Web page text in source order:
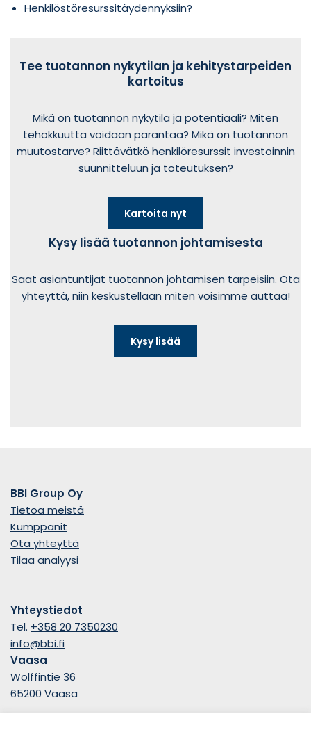
Henkilöstöresurssitäydennyksiin?
Tee tuotannon nykytilan ja kehitystarpeiden
kartoitus
Mikä on tuotannon nykytila ja potentiaali? Miten
tehokkuutta voidaan parantaa? Mikä on tuotannon
muutostarve? Riittävätkö henkilöresurssit investoinnin
suunnitteluun ja toteutuksen?
Kartoita nyt
Kysy lisää tuotannon johtamisesta
Saat asiantuntijat tuotannon johtamisen tarpeisiin. Ota
yhteyttä, niin keskustellaan miten voisimme auttaa!
Kysy lisää
BBI Group Oy
Tietoa meistä
Kumppanit
Ota yhteyttä
Tilaa analyysi
Yhteystiedot
Tel. +358 20 7350230
info@bbi.fi
Vaasa
Wolffintie 36
65200 Vaasa